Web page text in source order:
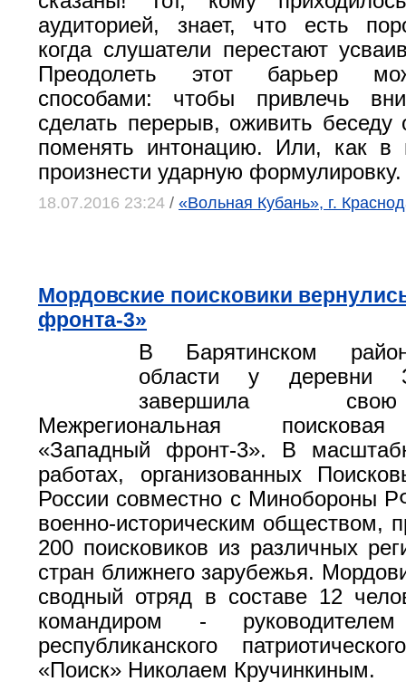
аудиторией, знает, что есть
когда слушатели перестают
Преодолеть этот барьер
способами: чтобы привлечь
сделать перерыв, оживить беседу
поменять интонацию. Или, как в
произнести ударную формулировку.
18.07.2016 23:24 / «Вольная Кубань», г.
Мордовские поисковики
фронта-3»
В Барятинском
области у деревни
завершила
Межрегиональная
«Западный фронт-3». В
работах, организованных
России совместно с Минобороны
военно-историческим обществом,
200 поисковиков из различных
стран ближнего зарубежья.
сводный отряд в составе 12
командиром - руководителем
республиканского
«Поиск» Николаем Кручинкиным.